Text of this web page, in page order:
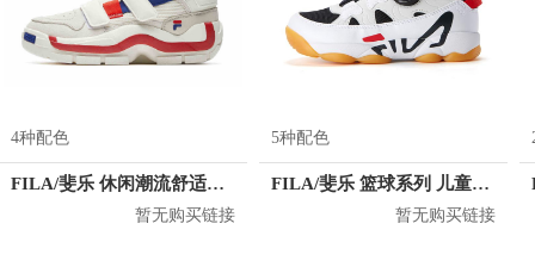
4种配色
FILA/斐乐 休闲潮流舒适篮球鞋 T12W941203F
暂无购买链接
5种配色
FILA/斐乐 篮球系列 儿童篮球鞋 K64B041280FNW
暂无购买链接